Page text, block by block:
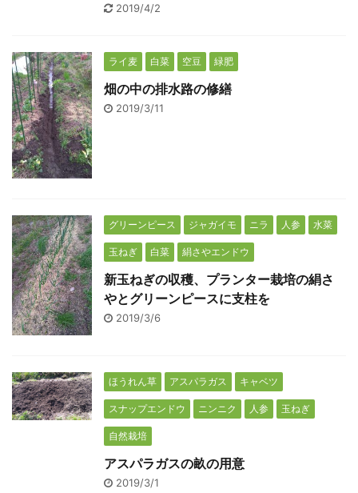
2019/4/2
ライ麦 白菜 空豆 緑肥
畑の中の排水路の修繕
2019/3/11
グリーンピース ジャガイモ ニラ 人参 水菜
玉ねぎ 白菜 絹さやエンドウ
新玉ねぎの収穫、プランター栽培の絹さ
やとグリーンピースに支柱を
2019/3/6
ほうれん草 アスパラガス キャベツ
スナップエンドウ ニンニク 人参 玉ねぎ
自然栽培
アスパラガスの畝の用意
2019/3/1